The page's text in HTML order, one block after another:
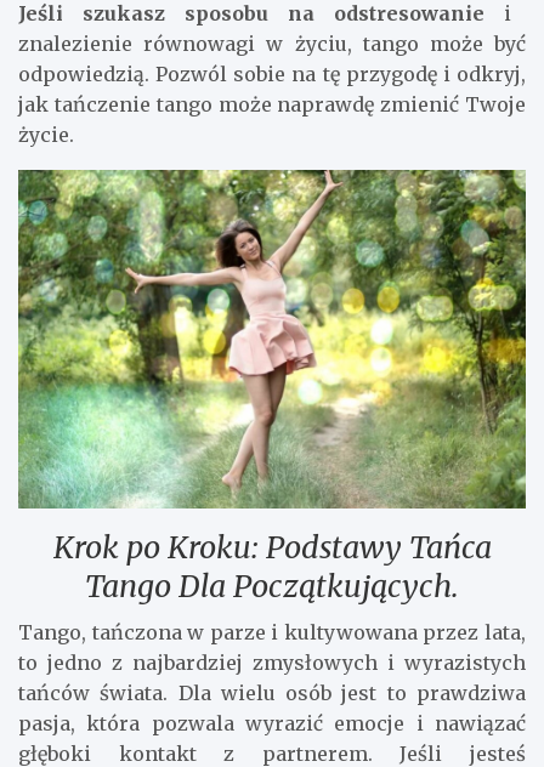
Jeśli szukasz sposobu na odstresowanie i
znalezienie równowagi w życiu, tango może być
odpowiedzią. Pozwól sobie na tę przygodę i odkryj,
jak tańczenie tango może naprawdę zmienić Twoje
życie.
Krok po Kroku: Podstawy Tańca
Tango Dla Początkujących.
Tango, tańczona w parze i kultywowana przez lata,
to jedno z najbardziej zmysłowych i wyrazistych
tańców świata. Dla wielu osób jest to prawdziwa
pasja, która pozwala wyrazić emocje i nawiązać
głęboki kontakt z partnerem. Jeśli jesteś